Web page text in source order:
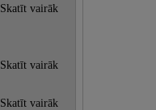
Skatīt vairāk
Skatīt vairāk
Skatīt vairāk